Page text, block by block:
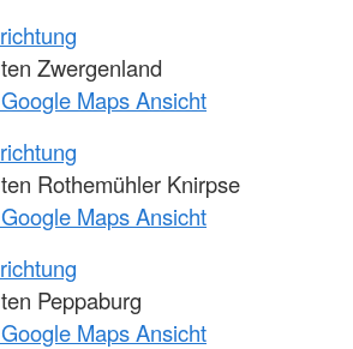
Zwergenland
Maps Ansicht
Rothemühler Knirpse
Maps Ansicht
Peppaburg
Maps Ansicht